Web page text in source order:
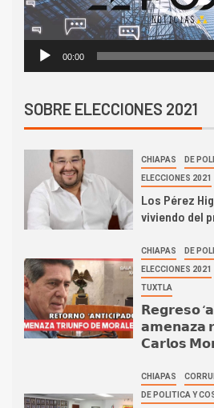
00:00
SOBRE ELECCIONES 2021
CHIAPAS DE
ELECCIONES 2021
Los Pérez
viviendo del
CHIAPAS DE
ELECCIONES 2021
TUXTLA
𝗥𝗲𝗴𝗿𝗲𝘀𝗼
𝗮𝗺𝗲𝗻𝗮𝘇𝗮
𝗖𝗮𝗿𝗹𝗼𝘀
CHIAPAS
DE POLITICA Y